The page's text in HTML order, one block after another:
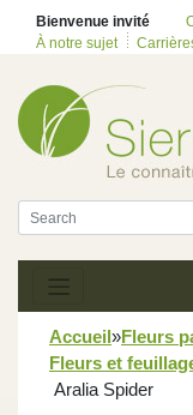
Bienvenue invité
À notre sujet
Accueil»Fleurs
Fleurs et
Aralia Spider